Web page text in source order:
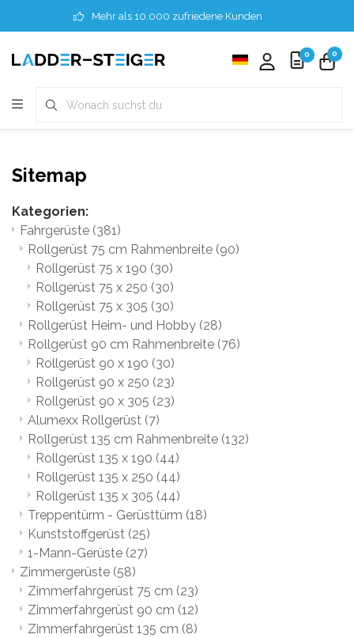
Mehr als 10.000 zufriedene Kunden
0 0
Sitemap
Kategorien:
Fahrgerüste (381)
Rollgerüst 75 cm Rahmenbreite (90)
Rollgerüst 75 x 190 (30)
Rollgerüst 75 x 250 (30)
Rollgerüst 75 x 305 (30)
Rollgerüst Heim- und Hobby (28)
Rollgerüst 90 cm Rahmenbreite (76)
Rollgerüst 90 x 190 (30)
Rollgerüst 90 x 250 (23)
Rollgerüst 90 x 305 (23)
Alumexx Rollgerüst (7)
Rollgerüst 135 cm Rahmenbreite (132)
Rollgerüst 135 x 190 (44)
Rollgerüst 135 x 250 (44)
Rollgerüst 135 x 305 (44)
Treppentürm - Gerüsttürm (18)
Kunststoffgerüst (25)
1-Mann-Gerüste (27)
Zimmergerüste (58)
Zimmerfahrgerüst 75 cm (23)
Zimmerfahrgerüst 90 cm (12)
Zimmerfahrgerüst 135 cm (8)